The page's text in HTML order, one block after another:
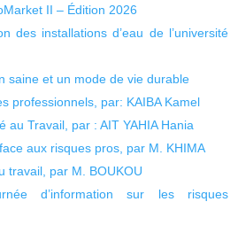
II – Édition 2026
des installations d’eau de l’université
saine et un mode de vie durable
professionnels, par: KAIBA Kamel
au Travail, par : AIT YAHIA Hania
aux risques pros, par M. KHIMA
travail, par M. BOUKOU
d’information sur les risques